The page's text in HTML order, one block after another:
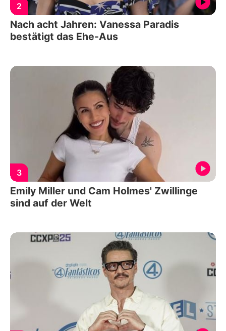
2
Nach acht Jahren: Vanessa Paradis
bestätigt das Ehe-Aus
3
Emily Miller und Cam Holmes' Zwillinge
sind auf der Welt